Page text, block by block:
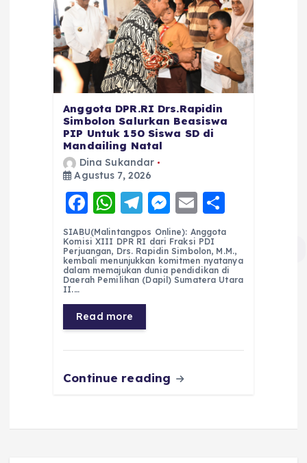
Anggota DPR.RI Drs.Rapidin
Simbolon Salurkan Beasiswa
PIP Untuk 150 Siswa SD di
Mandailing Natal
Dina Sukandar
Agustus 7, 2026
F
a
c
e
b
o
o
k
W
h
a
ts
A
p
p
T
el
e
g
r
a
m
M
e
ss
e
n
E
m
ai
l
h
a
re
SIABU(Malintangpos Online): Anggota
Komisi XIII DPR RI dari Fraksi PDI
Perjuangan, Drs. Rapidin Simbolon, M.M.,
kembali menunjukkan komitmen nyatanya
dalam memajukan dunia pendidikan di
Daerah Pemilihan (Dapil) Sumatera Utara
II.…
Read more
Continue reading